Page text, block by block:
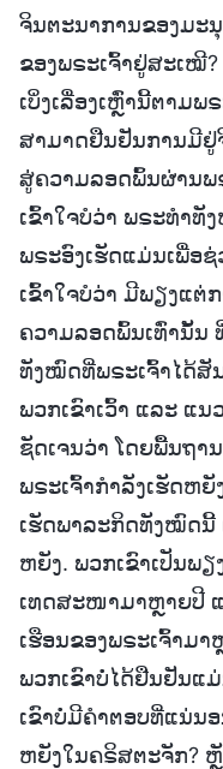
ຈິນຕະນາການຂອງມະ
ຂອງພຣະເຈົ້າຢູ່ສະເໝີ
ເບິ່ງເລື່ອງເຫຼົ່ານີ້ຕາມພ
ສາມາດຢືນຢັນການມີຢູ່
ສູ່ຄວາມລອດພົ້ນຜ່ານພ
ເຂົ້າໃຈບໍວ່າ ພຣະທຳທັ
ພຣະອົງເຮັດແມ່ນເພື່ອ
ເຂົ້າໃຈບໍວ່າ ມີພຽງແຕ່
ຄວາມລອດພົ້ນເທົ່ານັ້ນ
ທັງໝົດທີ່ພຣະເຈົ້າໄດ້ສັ
ພວກເຂົາເວົ້າ ແລະ ແ
ຊັດເຈນວ່າ ໂດຍພື້ນຖາ
ພຣະເຈົ້າກຳລັງເຮັດຫ
ເຮັດພາລະກິດທັງໝົດ
ຫຍັງ. ພວກເຂົາເປັນພ
ເທດສະໜາມາຫຼາຍປີ
ເຮືອນຂອງພຣະເຈົ້າມ
ພວກເຂົາບໍ່ໄດ້ຢືນຢັນແ
ເຂົາບໍ່ມີຄຳຕອບທີ່ແນ່ນ
ຫຍັງໃນຄຣິສຕະຈັກ?